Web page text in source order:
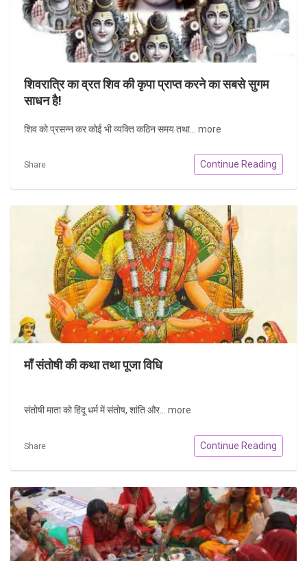
शिवरात्रि का व्रत शिव की कृपा प्राप्त करने का सबसे सुगम
साधन है!
शिव को प्रसन्न कर कोई भी व्यक्ति कठिन समय तथा... more
Share Continue Reading
माँ संतोषी की कथा तथा पूजा विधि
संतोषी माता को हिंदू धर्म में संतोष, शांति और... more
Share Continue Reading